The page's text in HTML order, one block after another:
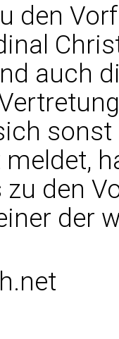
den
auch
den
der